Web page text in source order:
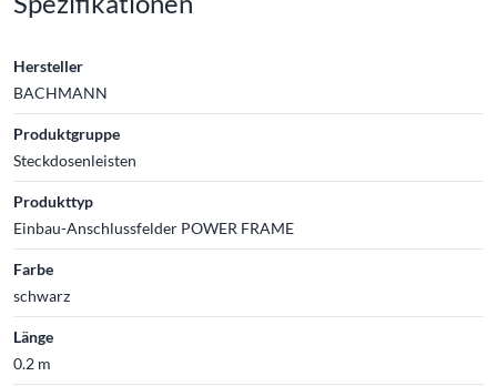
Hersteller
BACHMANN
Produktgruppe
Steckdosenleisten
Produkttyp
Einbau-Anschlussfelder POWER FRAME
Farbe
schwarz
Länge
0.2 m